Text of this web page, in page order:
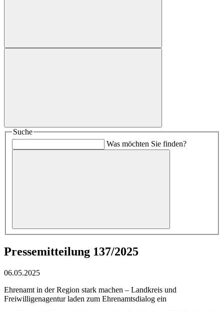
Suche
Was möchten Sie finden?
Pressemitteilung 137/2025
06.05.2025
Ehrenamt in der Region stark machen – Landkreis und
Freiwilligenagentur laden zum Ehrenamtsdialog ein